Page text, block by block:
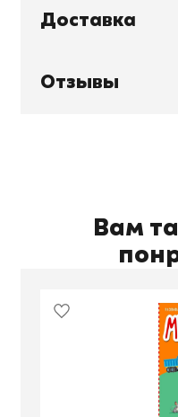
Доставка
Отзывы
Вам